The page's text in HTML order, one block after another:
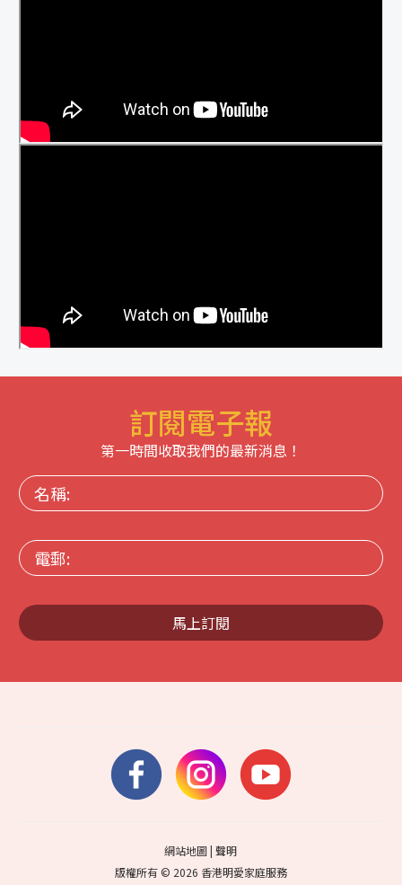
訂閱電子報
第一時間收取我們的最新消息！
名
稱:
電
郵:
馬上訂閱
網站地圖|聲明
版權所有 © 2026 香港明愛家庭服務